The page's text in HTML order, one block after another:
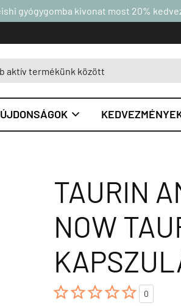
gyógygomba kivonat most 20%
ÚJDONSÁGOK 
TAURIN
NOW

0